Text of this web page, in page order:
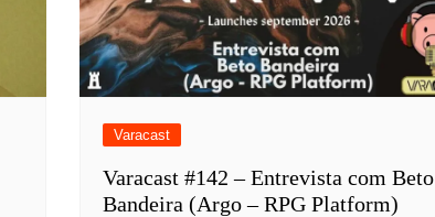
Varacast
Varacast #142 – Entrevista com Beto
Bandeira (Argo – RPG Platform)